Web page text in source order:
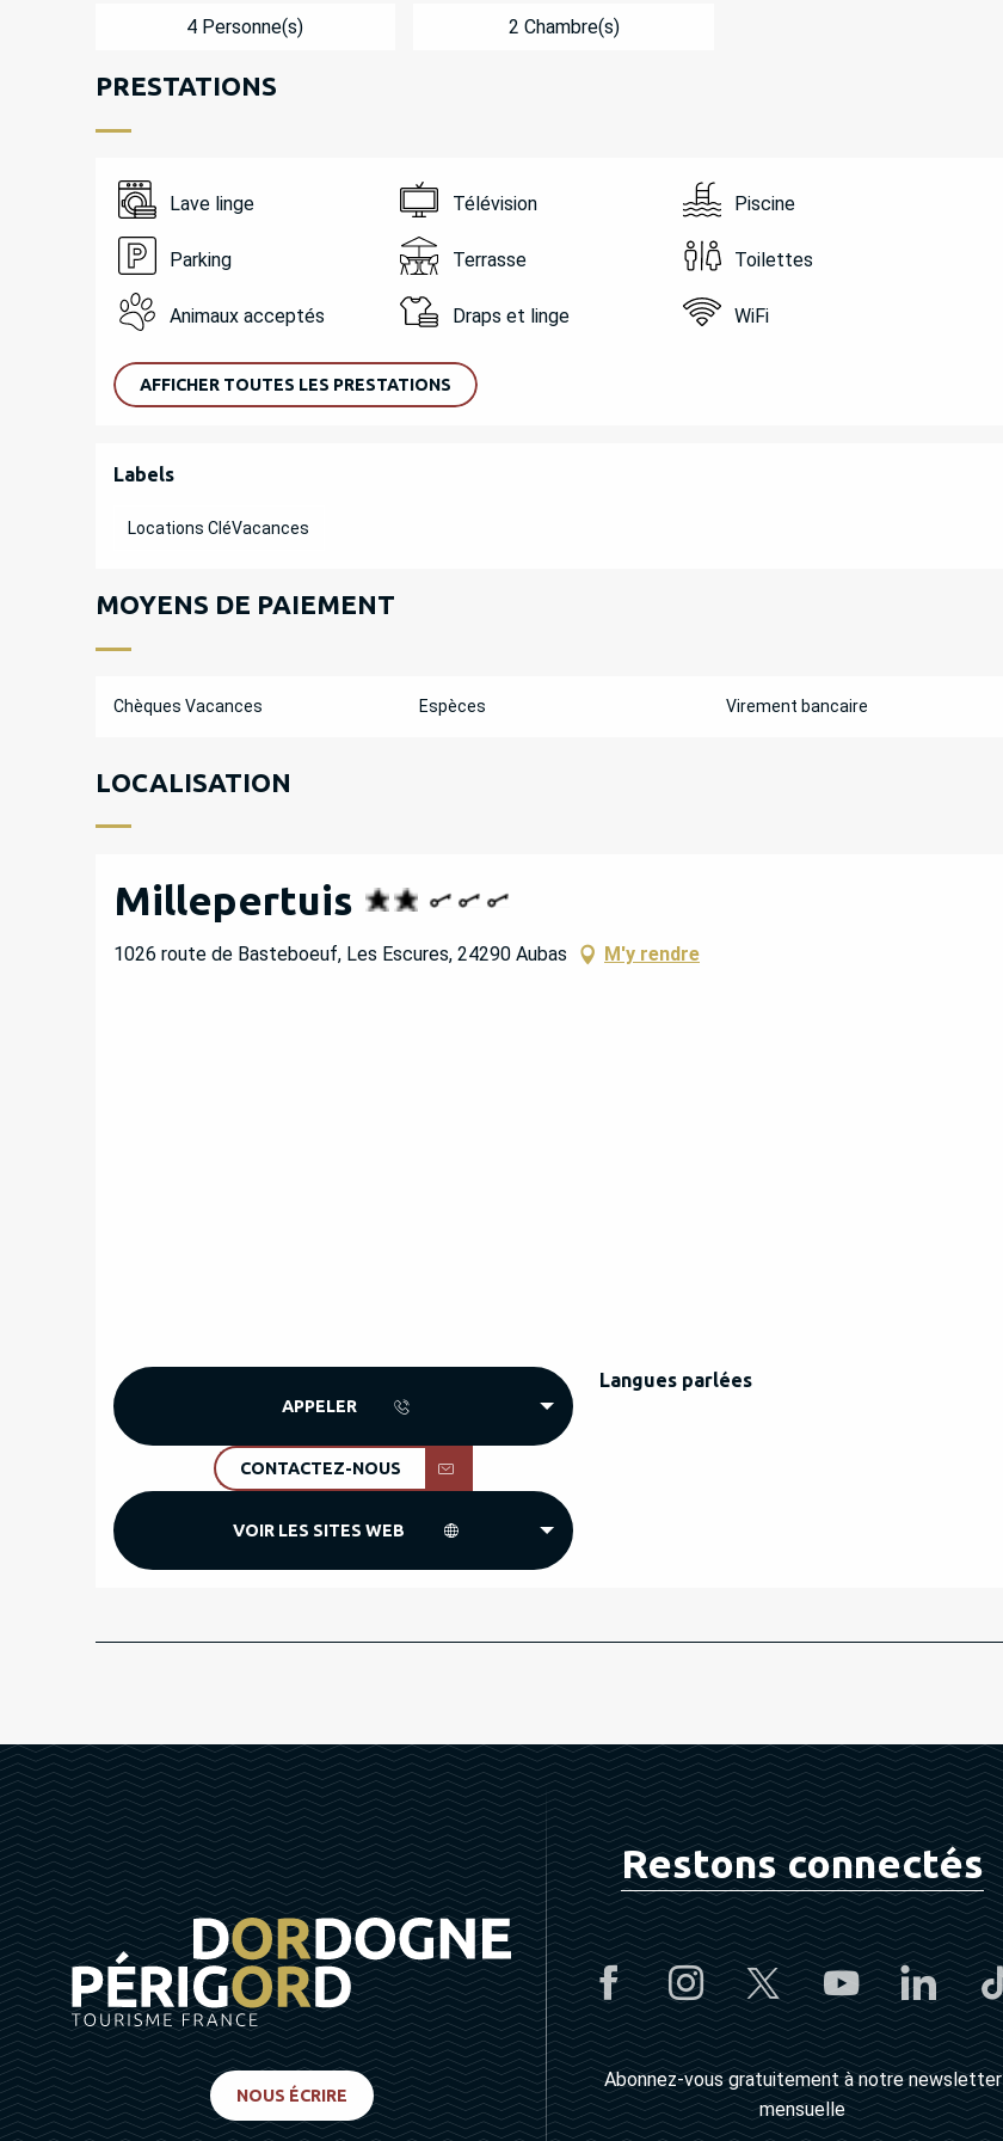
4 Personne(s) 2 Chambre(s)
PRESTATIONS
Lave linge Télévision Piscine
Parking Terrasse Toilettes
Animaux acceptés Draps et linge WiFi
AFFICHER TOUTES LES PRESTATIONS
OFFRES DE PRESTATIONS
Labels
Labels
Locations CléVacances
MOYENS DE PAIEMENT
Chèques Vacances Espèces Virement bancaire
LOCALISATION
Millepertuis
1026 route de Basteboeuf, Les Escures, 24290 Aubas M'y rendre
APPELER
CONTACTEZ-NOUS
VOIR LES SITES WEB
Langues parlées
Langues parlées
NOUS ÉCRIRE
Restons connectés
Abonnez-vous gratuitement à notre newsletter
mensuelle